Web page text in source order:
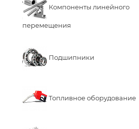
Компоненты линейного
перемещения
Подшипники
Топливное оборудование